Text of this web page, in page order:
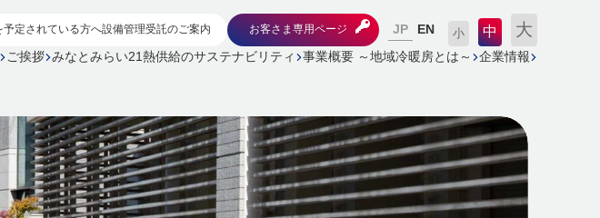
予定されている方へ設備管理受託のご案内 お客さま専用ページ JP EN 小 中 大
ご挨拶 みなとみらい21熱供給のサステナビリティ 事業概要 ～地域冷暖房とは～ 企業情報